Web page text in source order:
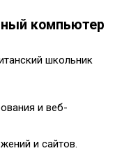
компьютер
школьник
и веб-
и сайтов.